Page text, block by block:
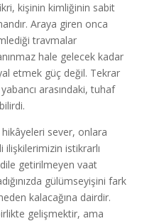
kişinin kimliğinin sabit
Araya giren onca
travmalar
hale gelecek kadar
etmek güç değil. Tekrar
arasındaki, tuhaf
hikâyeleri sever, onlara
istikrarlı
dile getirilmeyen vaat
gülümseyişini fark
kalacağına dairdir.
gelişmektir, ama